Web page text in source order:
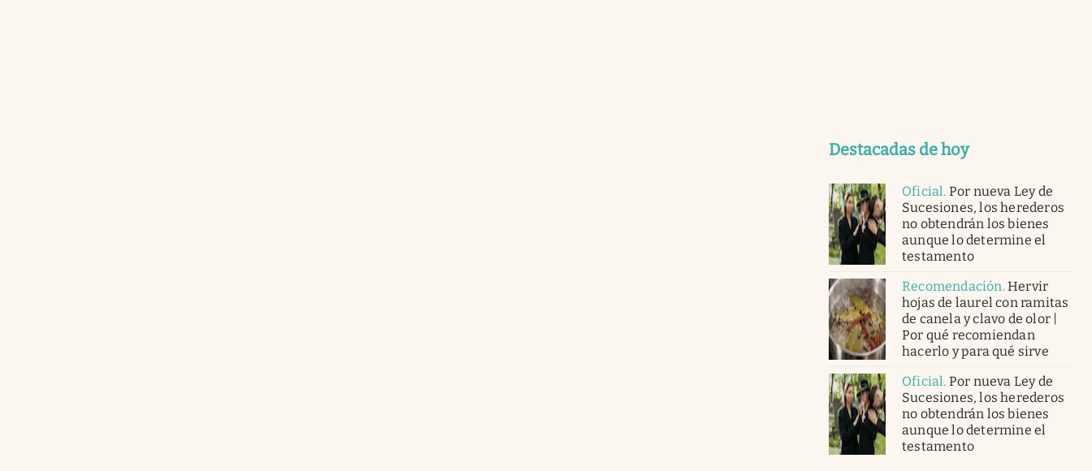
Destacadas de hoy
Oficial. Por nueva Ley de
Sucesiones, los herederos
no obtendrán los bienes
aunque lo determine el
testamento
Recomendación.Hervir
hojas de laurel con ramitas
de canela y clavo de olor |
Por qué recomiendan
hacerlo y para qué sirve
Oficial. Por nueva Ley de
Sucesiones, los herederos
no obtendrán los bienes
aunque lo determine el
testamento